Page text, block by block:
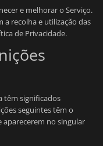
e melhorar o Serviço.
a recolha e utilização das
de Privacidade.
têm significados
seguintes têm o
no singular